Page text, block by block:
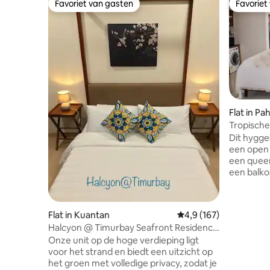
Favoriet van gasten
Favoriet van gasten
Flat in Kuantan Gemiddelde
4,9 (167)
Halcyon @ Timurbay Seafront Residence
(Green View)
Onze unit op de hoge verdieping ligt
voor het strand en biedt een uitzicht op
het groen met volledige privacy, zodat je
Flat in
Dit
een
een
een